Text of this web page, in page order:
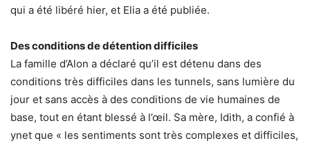
qui a été libéré hier, et Elia a été publiée.
Des conditions de détention difficiles
La famille d’Alon a déclaré qu’il est détenu dans des
conditions très difficiles dans les tunnels, sans lumière du
jour et sans accès à des conditions de vie humaines de
base, tout en étant blessé à l’œil. Sa mère, Idith, a confié à
ynet que « les sentiments sont très complexes et difficiles,